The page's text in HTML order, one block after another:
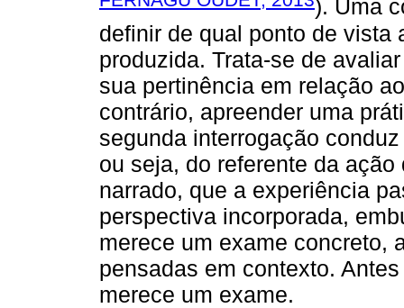
). Uma
definir de qual ponto de vista
produzida. Trata-se de
sua pertinência em relação
contrário, apreender uma
segunda interrogação
ou seja, do referente da
narrado, que a experiência
perspectiva incorporada,
merece um exame concreto,
pensadas em contexto.
merece um exame.